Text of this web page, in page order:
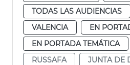
TODAS LAS AUDIENCIAS
VALENCIA
EN
EN PORTADA TEMÁTICA
RUSSAFA
JUNTA DE